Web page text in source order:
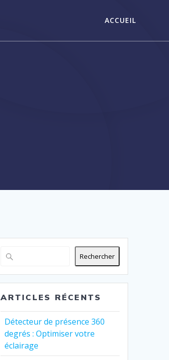
ACCUEIL
Rechercher
ARTICLES RÉCENTS
Détecteur de présence 360
degrés : Optimiser votre
éclairage